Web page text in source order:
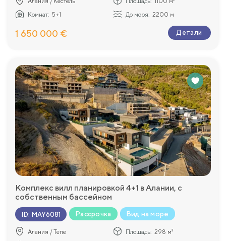
Комнат: 5+1 До моря: 2200 м
1 650 000 € Детали
Комплекс вилл планировкой 4+1 в Алании, с
собственным бассейном
ID: MAY6081 Рассрочка Вид на море
Алания / Тепе Площадь: 298 м²